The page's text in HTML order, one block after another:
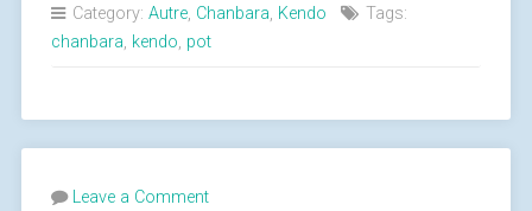
Category: Autre, Chanbara, Kendo
Tags:
chanbara, kendo, pot
Leave a Comment